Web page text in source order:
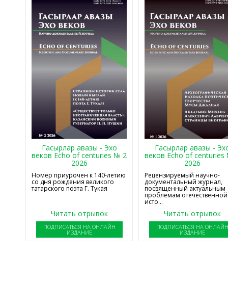
Гасырлар авазы - Эхо
веков Echo of centuries № 2
2026
Номер приурочен к 140-летию
со дня рождения великого
татарского поэта Г. Тукая
Читать отрывок
ПОДПИСАТЬСЯ НА ОНЛАЙН
ИЗДАНИЕ
Гасырлар авазы -
веков Echo of
2026
Рецензируемый научно-
документальный журнал,
посвященный актуальным
проблемам отечественной
исто...
Читать отрывок
ПОДПИСАТЬСЯ НА
ИЗДАНИЕ